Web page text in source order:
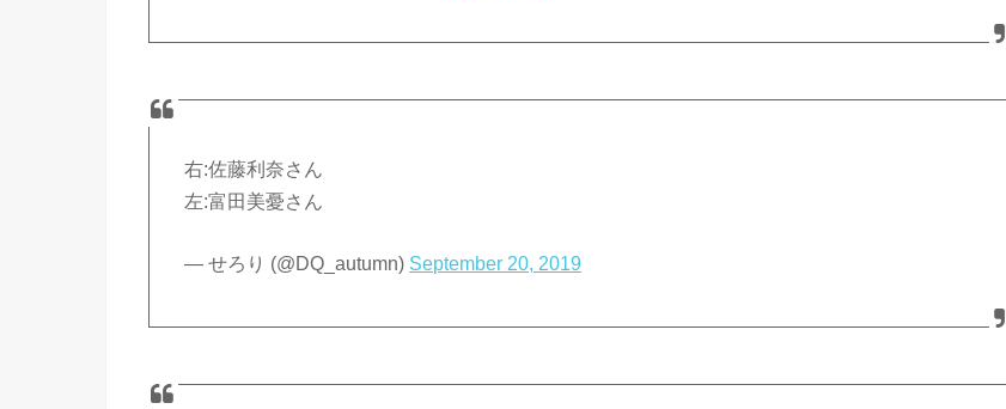
右:佐藤利奈さん
左:富田美憂さん
— せろり (@DQ_autumn) September 20, 2019